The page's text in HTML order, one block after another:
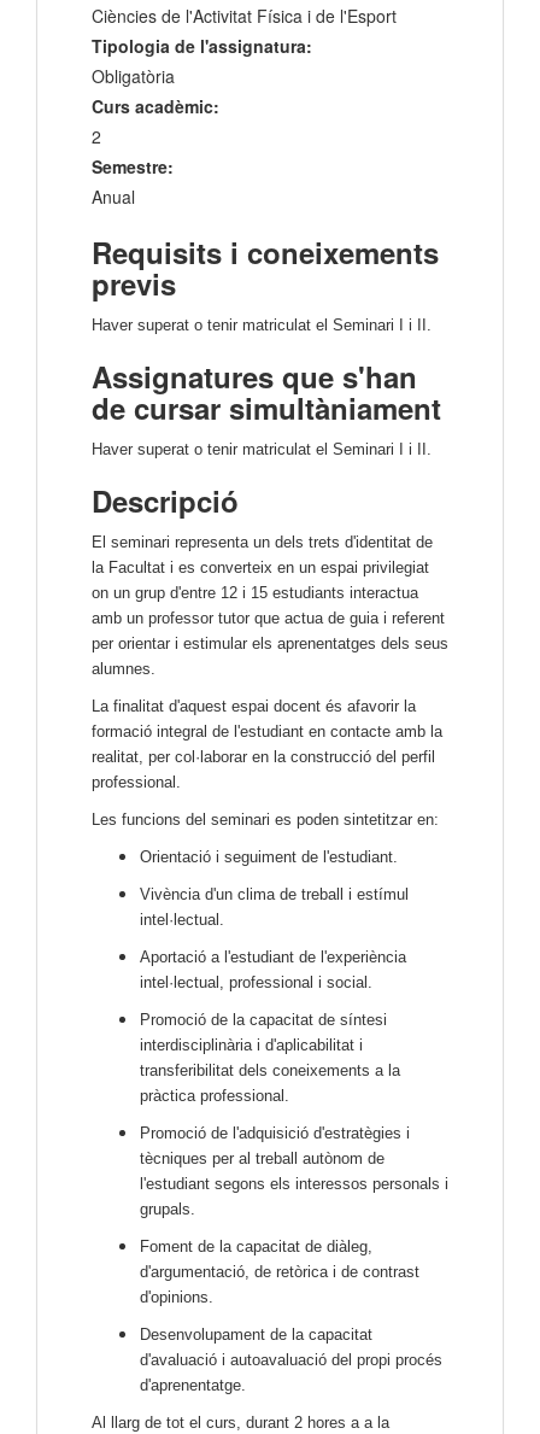
Ciències de l'Activitat Física i de l'Esport
Tipologia de l'assignatura:
Obligatòria
Curs acadèmic:
2
Semestre:
Anual
Requisits i coneixements
previs
Haver superat o tenir matriculat el Seminari I i II.
Assignatures que s'han
de cursar simultàniament
Haver superat o tenir matriculat el Seminari I i II.
Descripció
El seminari representa un dels trets d'identitat de
la Facultat i es converteix en un espai privilegiat
on un grup d'entre 12 i 15 estudiants interactua
amb un professor tutor que actua de guia i referent
per orientar i estimular els aprenentatges dels seus
alumnes.
La finalitat d'aquest espai docent és afavorir la
formació integral de l'estudiant en contacte amb la
realitat, per col·laborar en la construcció del perfil
professional.
Les funcions del seminari es poden sintetitzar en:
Orientació i seguiment de l'estudiant.
Vivència d'un clima de treball i estímul
intel·lectual.
Aportació a l'estudiant de l'experiència
intel·lectual, professional i social.
Promoció de la capacitat de síntesi
interdisciplinària i d'aplicabilitat i
transferibilitat dels coneixements a la
pràctica professional.
Promoció de l'adquisició d'estratègies i
tècniques per al treball autònom de
l'estudiant segons els interessos personals i
grupals.
Foment de la capacitat de diàleg,
d'argumentació, de retòrica i de contrast
d'opinions.
Desenvolupament de la capacitat
d'avaluació i autoavaluació del propi procés
d'aprenentatge.
Al llarg de tot el curs, durant 2 hores a a la